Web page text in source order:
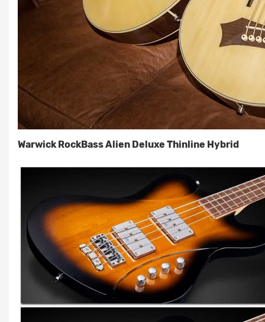
Warwick RockBass Alien Deluxe Thinline Hybrid